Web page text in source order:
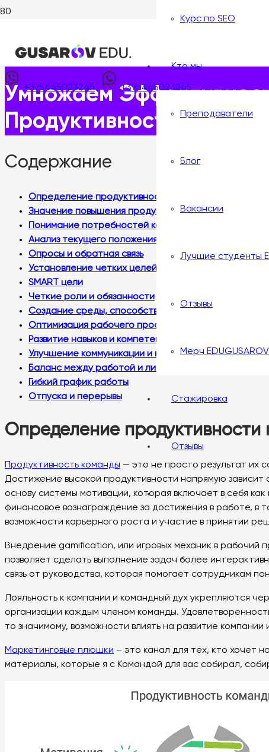
Курс по SEO
Кто мы
Преподаватели
Блог
Вакансии
Лучшие студенты
Отзывы
Мерч EDUGUSAROV
Стажировка
Отзывы
+375445023245 +375445023245
Опубликовано:18 июня, 2025
Умножаем
Продуктивности Вашей
Содержание
Определение продуктивности команды
Значение повышения продуктивности для бизнеса
Понимание потребностей команды
Анализ текущего положения
Опросы и обратная связь
Установление четких целей и ожиданий
SMART цели
Четкие роли и обязанности
Создание среды, способствующей продуктивности
Оптимизация рабочего пространства
Развитие навыков и компетенций
Улучшение коммуникации и взаимодействия
Баланс между работой и личной жизнью
Гибкий график работы
Отпуска и перерывы
Определение
Продуктивность команды — это не просто результат их
Достижение высокой продуктивности напрямую
основу системы мотивации, которая включает в себя
финансовое вознаграждение за достижения в работе, в
возможности карьерного роста и участие в принятии
Внедрение gamification, или игровых механик в рабочий
позволяет сделать выполнение задач более
связь от руководства, которая помогает сотрудникам
Лояльность к компании и командный дух укрепляются
организации каждым членом команды.
то значимому, возможности влиять на развитие
Маркетинговые плюшки – это канал для тех, кто хочет
материалы, которые я с Командой для вас собирал,